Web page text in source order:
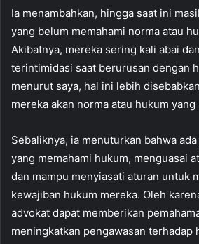
Ia menambahkan, hingga saat ini
yang belum memahami norma atau
Akibatnya, mereka sering kali abai
terintimidasi saat berurusan dengan
menurut saya, hal ini lebih
mereka akan norma atau hukum yang
Sebaliknya, ia menuturkan bahwa
yang memahami hukum, menguasai
dan mampu menyiasati aturan untuk
kewajiban hukum mereka. Oleh
advokat dapat memberikan
meningkatkan pengawasan terhadap